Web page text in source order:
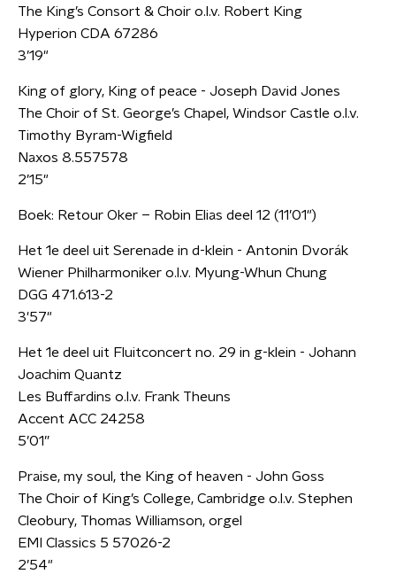
The King’s Consort & Choir o.l.v. Robert King
Hyperion CDA 67286
3’19"
King of glory, King of peace - Joseph David Jones
The Choir of St. George’s Chapel, Windsor Castle o.l.v.
Timothy Byram-Wigfield
Naxos 8.557578
2’15"
Boek: Retour Oker – Robin Elias deel 12 (11’01")
Het 1e deel uit Serenade in d-klein - Antonin Dvorák
Wiener Philharmoniker o.l.v. Myung-Whun Chung
DGG 471.613-2
3'57"
Het 1e deel uit Fluitconcert no. 29 in g-klein - Johann
Joachim Quantz
Les Buffardins o.l.v. Frank Theuns
Accent ACC 24258
5’01”
Praise, my soul, the King of heaven - John Goss
The Choir of King’s College, Cambridge o.l.v. Stephen
Cleobury, Thomas Williamson, orgel
EMI Classics 5 57026-2
2’54"